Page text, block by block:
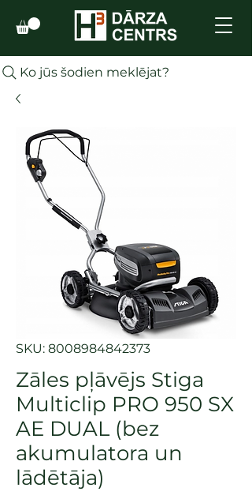
Ko jūs šodien meklējat?
SKU: 8008984842373
Zāles pļāvējs Stiga
Multiclip PRO 950 SX
AE DUAL (bez
akumulatora un
lādētāja)